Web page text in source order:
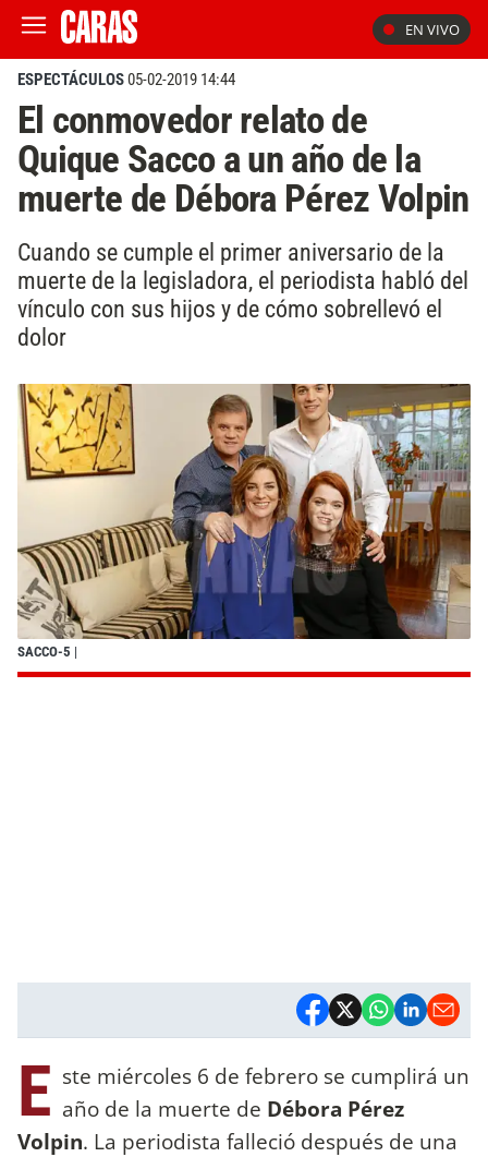
EN VIVO
ESPECTÁCULOS05-02-2019 14:44
El conmovedor relato de
Quique Sacco a un año de la
muerte de Débora Pérez Volpin
Cuando se cumple el primer aniversario de la
muerte de la legisladora, el periodista habló del
vínculo con sus hijos y de cómo sobrellevó el
dolor
SACCO-5 |
E ste miércoles 6 de febrero se cumplirá un
año de la muerte de Débora Pérez
Volpin. La periodista falleció después de una